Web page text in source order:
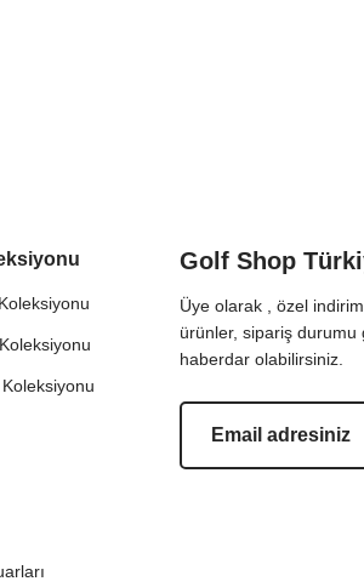
Golf Shop
Üye olarak , özel
ürünler, sipariş durumu
haberdar olabilirsiniz.